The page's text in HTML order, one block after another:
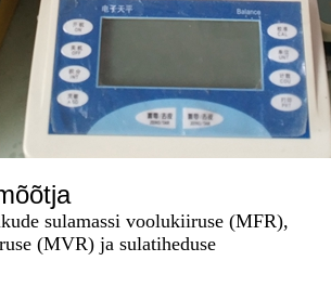
sulamassi voolukiiruse (MFR),
(MVR) ja sulatiheduse